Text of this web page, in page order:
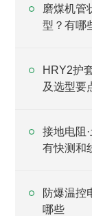
磨煤机管
型？有哪
HRY2护
及选型要
接地电阻
有快测和
防爆温控
哪些